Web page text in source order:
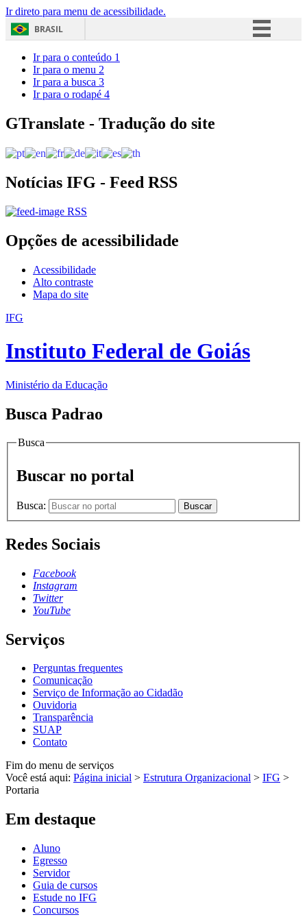
Ir direto para menu de acessibilidade.
BRASIL
Acesso à informação
Ir para o conteúdo 1
Ir para o menu 2
Ir para a busca 3
Ir para o rodapé 4
GTranslate - Tradução do site
Notícias IFG - Feed RSS
RSS
Opções de acessibilidade
Acessibilidade
Alto contraste
Mapa do site
IFG
Instituto Federal de Goiás
Ministério da Educação
Busca Padrao
Busca
Buscar no portal
Busca: Buscar
Redes Sociais
Facebook
Instagram
Twitter
YouTube
Serviços
Perguntas frequentes
Comunicação
Serviço de Informação ao Cidadão
Ouvidoria
Transparência
SUAP
Contato
Fim do menu de serviços
Você está aqui: Página inicial > Estrutura Organizacional > IFG >
Portaria
Em destaque
Aluno
Egresso
Servidor
Guia de cursos
Estude no IFG
Concursos